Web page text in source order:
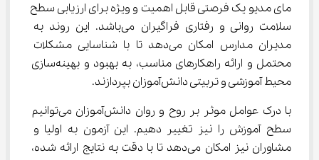
مای مدیو یک فرصتی قابل اهمیت و ویژه برای ارزیابی سطح
سلامت روانی و رفتاری فراگیران می‌باشد. این روند به
مدیران مدارس امکان می‌دهد تا با شناسایی مشکلات
محتمل و ارائه راهکارهای مناسب، به بهبود و بهینه‌سازی
محیط آموزشی و تربیتی دانش‌آموزان بپردازند.
با درک عوامل موثر بر روح و روان دانش‌آموزان می‌توانیم
سطح آموزش را نیز تغییر دهیم. این آزمون به اولیا و
مشاوران نیز امکان می‌دهد تا با دقت به نتایج ارائه شده،